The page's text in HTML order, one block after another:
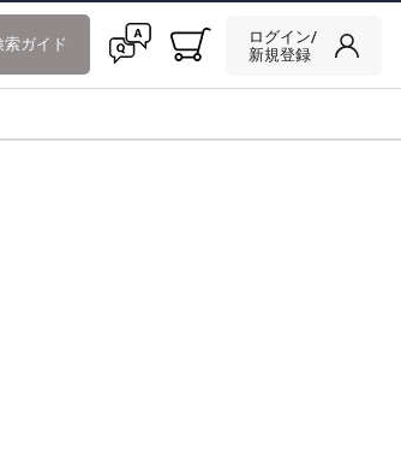
索ガイド
ログイン/
新規登録